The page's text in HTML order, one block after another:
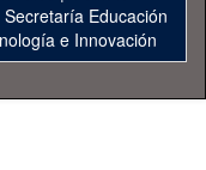
Secretaría Educación
e Innovación